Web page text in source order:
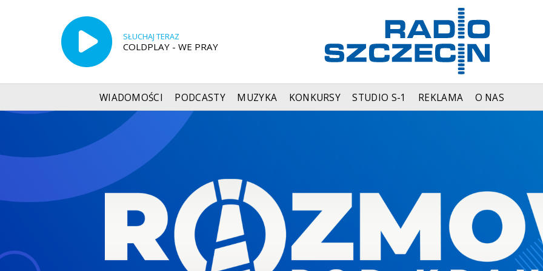
SŁUCHAJ TERAZ
COLDPLAY - WE PRAY
WIADOMOŚCI PODCASTY MUZYKA KONKURSY STUDIO S-1 REKLAMA O NAS